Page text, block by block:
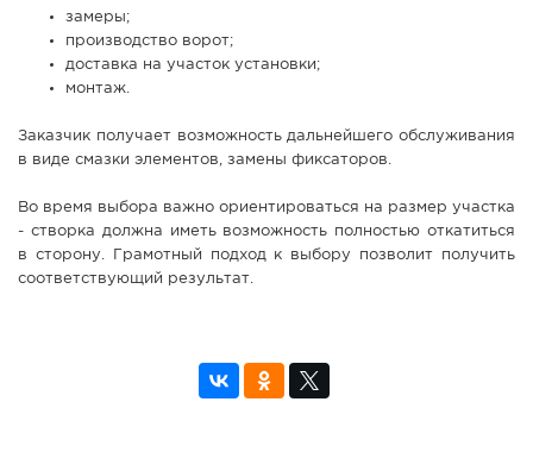
замеры;
производство ворот;
доставка на участок установки;
монтаж.
Заказчик получает возможность дальнейшего обслуживания
в виде смазки элементов, замены фиксаторов.
Во время выбора важно ориентироваться на размер участка
- створка должна иметь возможность полностью откатиться
в сторону. Грамотный подход к выбору позволит получить
соответствующий результат.